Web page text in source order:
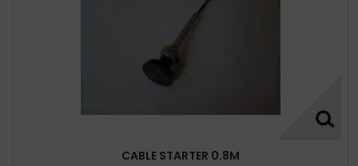
CABLE STARTER 0.8M